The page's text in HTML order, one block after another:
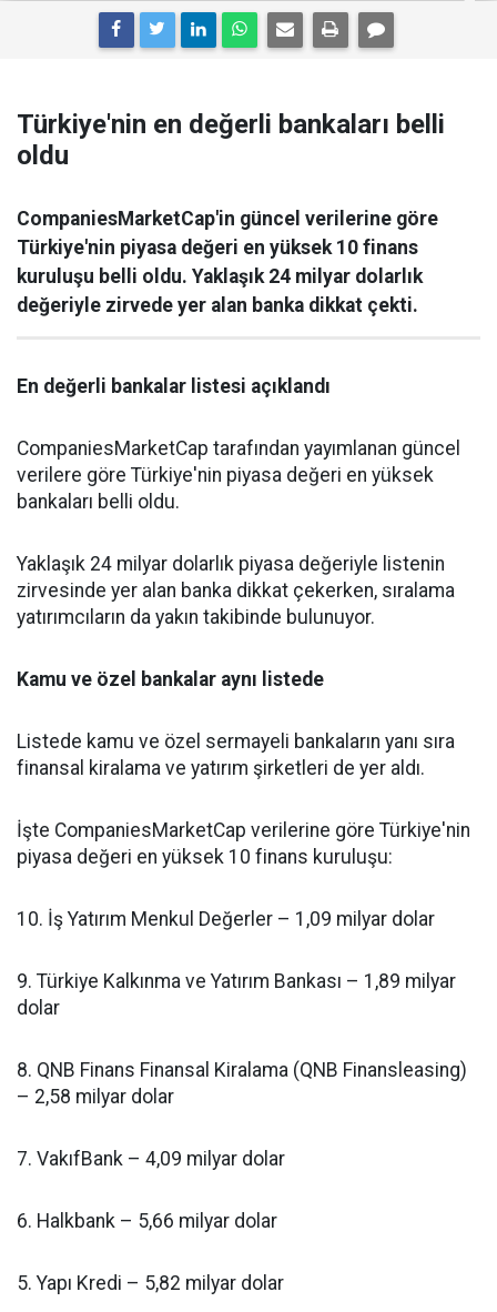
Türkiye'nin en değerli bankaları belli
oldu
CompaniesMarketCap'in güncel verilerine göre
Türkiye'nin piyasa değeri en yüksek 10 finans
kuruluşu belli oldu. Yaklaşık 24 milyar dolarlık
değeriyle zirvede yer alan banka dikkat çekti.
En değerli bankalar listesi açıklandı
CompaniesMarketCap tarafından yayımlanan güncel
verilere göre Türkiye'nin piyasa değeri en yüksek
bankaları belli oldu.
Yaklaşık 24 milyar dolarlık piyasa değeriyle listenin
zirvesinde yer alan banka dikkat çekerken, sıralama
yatırımcıların da yakın takibinde bulunuyor.
Kamu ve özel bankalar aynı listede
Listede kamu ve özel sermayeli bankaların yanı sıra
finansal kiralama ve yatırım şirketleri de yer aldı.
İşte CompaniesMarketCap verilerine göre Türkiye'nin
piyasa değeri en yüksek 10 finans kuruluşu:
10. İş Yatırım Menkul Değerler – 1,09 milyar dolar
9. Türkiye Kalkınma ve Yatırım Bankası – 1,89 milyar
dolar
8. QNB Finans Finansal Kiralama (QNB Finansleasing)
– 2,58 milyar dolar
7. VakıfBank – 4,09 milyar dolar
6. Halkbank – 5,66 milyar dolar
5. Yapı Kredi – 5,82 milyar dolar